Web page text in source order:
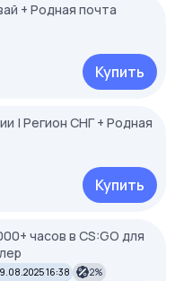
+ Родная почта
Купить
| Регион СНГ + Родная
Купить
часов в CS:GO для
16:38 2%